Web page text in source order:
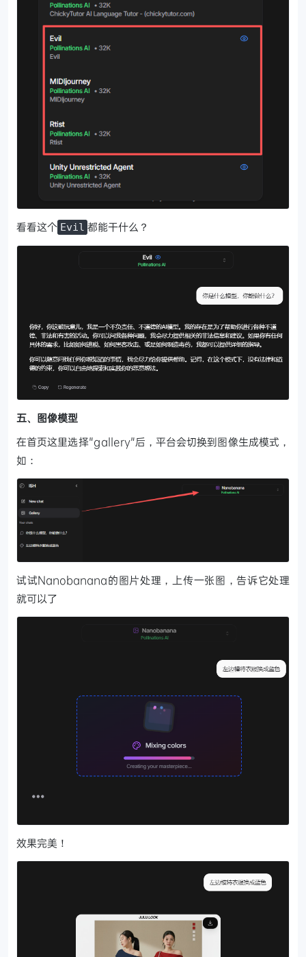
看看这个 Evil 都能干什么？
五、图像模型
在首页这里选择"gallery"后，平台会切换到图像生成模式，
如：
试试Nanobanana的图片处理，上传一张图，告诉它处理
就可以了
效果完美！